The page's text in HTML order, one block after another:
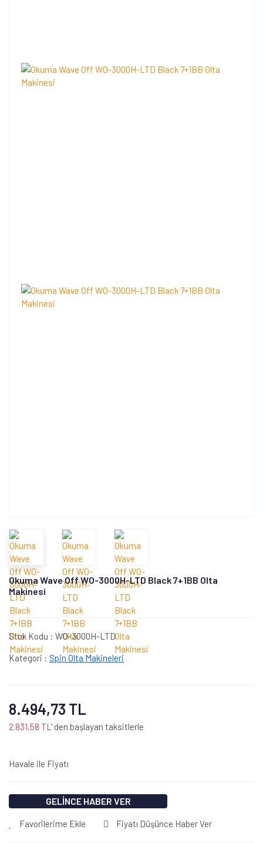
Okuma Wave Off WO-3000H-LTD Black 7+1BB Olta
Makinesi
Stok Kodu : WO-3000H-LTD
Kategori : Spin Olta Makineleri
8.494,73 TL
2.831,58 TL ' den başlayan taksitlerle
Havale ile Fiyatı
GELİNCE HABER VER
Favorilerime Ekle Fiyatı Düşünce Haber Ver